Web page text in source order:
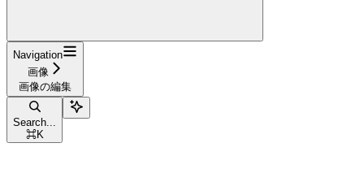
Navigation
画像
画像の編集
Search...
⌘K